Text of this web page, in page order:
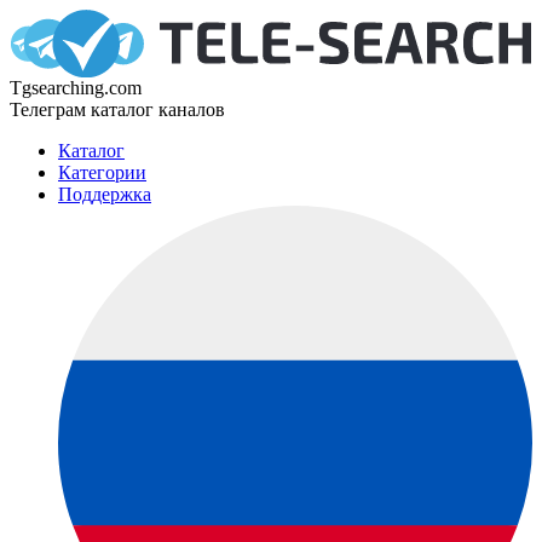
Tgsearching.com
Телеграм каталог каналов
Каталог
Категории
Поддержка